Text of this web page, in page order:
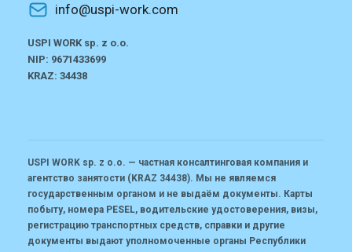
info@uspi-work.com
USPI WORK sp. z o.o.
NIP: 9671433699
KRAZ: 34438
USPI WORK sp. z o.o. — частная консалтинговая компания и
агентство занятости (KRAZ 34438). Мы не являемся
государственным органом и не выдаём документы. Карты
побыту, номера PESEL, водительские удостоверения, визы,
регистрацию транспортных средств, справки и другие
документы выдают уполномоченные органы Республики